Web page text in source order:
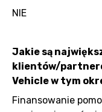
NIE
Jakie są
klientów/
Vehicle w tym
Finansowanie